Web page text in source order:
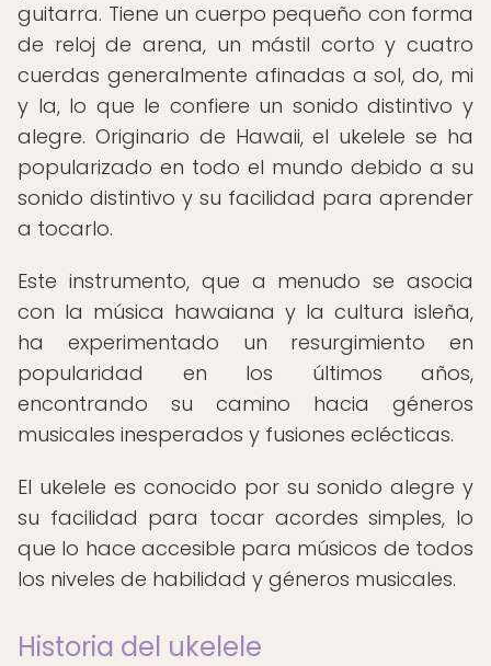
guitarra. Tiene un cuerpo pequeño con forma
de reloj de arena, un mástil corto y cuatro
cuerdas generalmente afinadas a sol, do, mi
y la, lo que le confiere un sonido distintivo y
alegre. Originario de Hawaii, el ukelele se ha
popularizado en todo el mundo debido a su
sonido distintivo y su facilidad para aprender
a tocarlo.
Este instrumento, que a menudo se asocia
con la música hawaiana y la cultura isleña,
ha experimentado un resurgimiento en
popularidad en los últimos años,
encontrando su camino hacia géneros
musicales inesperados y fusiones eclécticas.
El ukelele es conocido por su sonido alegre y
su facilidad para tocar acordes simples, lo
que lo hace accesible para músicos de todos
los niveles de habilidad y géneros musicales.
Historia del ukelele